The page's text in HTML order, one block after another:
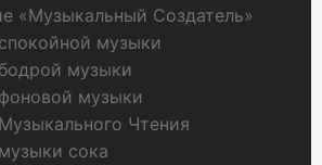
«Музыкальный Создатель»
музыки
музыки
музыки
Чтения
сока